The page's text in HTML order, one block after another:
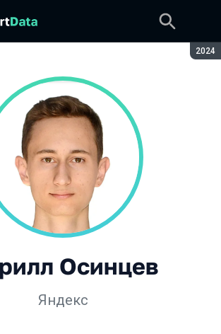
2024
Осинцев
Яндекс